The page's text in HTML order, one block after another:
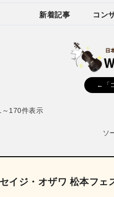
新着記事 コン
←「
170件表示
ソ
イジ・オザワ 松本フェ